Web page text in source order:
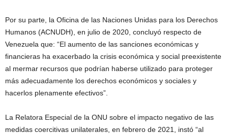
Por su parte, la Oficina de las Naciones Unidas para los Derechos
Humanos (ACNUDH), en julio de 2020, concluyó respecto de
Venezuela que: “El aumento de las sanciones económicas y
financieras ha exacerbado la crisis económica y social preexistente
al mermar recursos que podrían haberse utilizado para proteger
más adecuadamente los derechos económicos y sociales y
hacerlos plenamente efectivos”.
La Relatora Especial de la ONU sobre el impacto negativo de las
medidas coercitivas unilaterales, en febrero de 2021, instó “al